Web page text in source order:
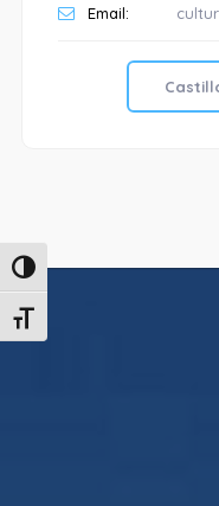
Alternar alto contraste
Alternar tamaño de letra
Email: